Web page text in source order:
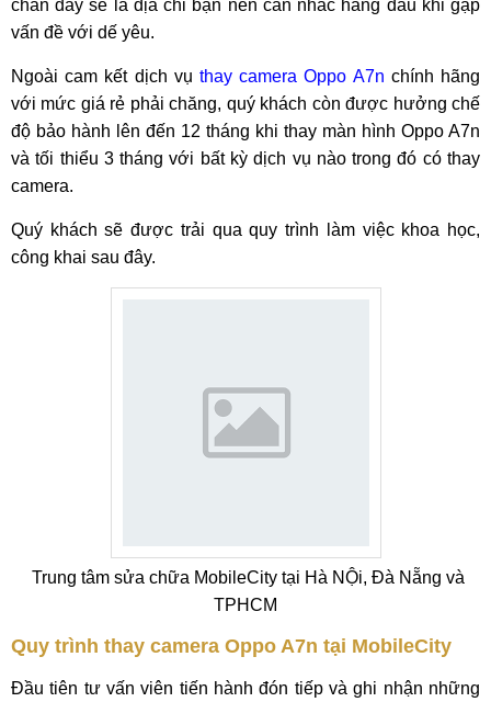
chắn đây sẽ là địa chỉ bạn nên cân nhắc hàng đầu khi gặp
vấn đề với dế yêu.
Ngoài cam kết dịch vụ thay camera Oppo A7n chính hãng
với mức giá rẻ phải chăng, quý khách còn được hưởng chế
độ bảo hành lên đến 12 tháng khi thay màn hình Oppo A7n
và tối thiểu 3 tháng với bất kỳ dịch vụ nào trong đó có thay
camera.
Quý khách sẽ được trải qua quy trình làm việc khoa học,
công khai sau đây.
Trung tâm sửa chữa MobileCity tại Hà NỘi, Đà Nẵng và
TPHCM
Quy trình thay camera Oppo A7n tại MobileCity
Đầu tiên tư vấn viên tiến hành đón tiếp và ghi nhận những